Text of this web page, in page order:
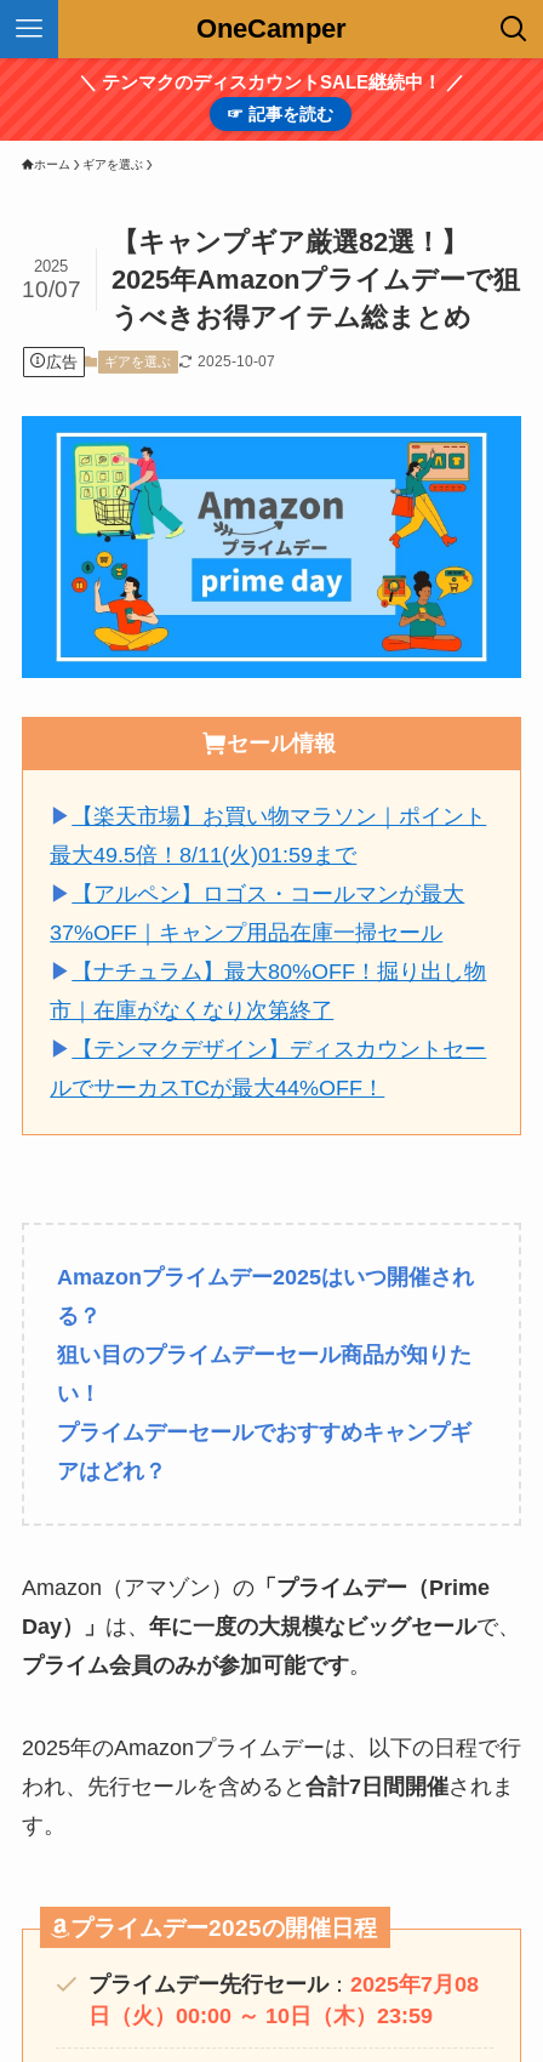
OneCamper
＼ テンマクのディスカウントSALE継続中！ ／
☞ 記事を読む
ホーム ギアを選ぶ
【キャンプギア厳選82選！】
2025年Amazonプライムデーで狙
うべきお得アイテム総まとめ
2025
10/07
広告 ギアを選ぶ 2025-10-07
セール情報
▶
【楽天市場】お買い物マラソン｜ポイント
最大49.5倍！8/11(火)01:59まで
▶
【アルペン】ロゴス・コールマンが最大
37%OFF｜キャンプ用品在庫一掃セール
▶
【ナチュラム】最大80%OFF！掘り出し物
市｜在庫がなくなり次第終了
▶
【テンマクデザイン】ディスカウントセー
ルでサーカスTCが最大44%OFF！
Amazonプライムデー2025はいつ開催され
る？
狙い目のプライムデーセール商品が知りた
い！
プライムデーセールでおすすめキャンプギ
アはどれ？
Amazon（アマゾン）の「プライムデー（Prime
Day）」 は、 年に一度の大規模なビッグセールで、
プライム会員のみが参加可能です。
2025年のAmazonプライムデーは、以下の日程で行
われ、先行セールを含めると 合計7日間開催されま
す。
プライムデー2025の開催日程
プライムデー先行セール： 2025年7月08
日（火）00:00 ～ 10日（木）23:59